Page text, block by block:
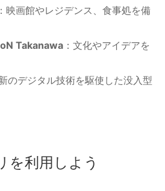
：映画館やレジデンス、食事処を備
Takanawa ：文化やアイデアを
のデジタル技術を駆使した没入型
を利用しよう